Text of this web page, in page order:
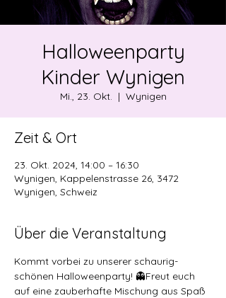
Halloweenparty
Kinder Wynigen
Mi., 23. Okt.
  |
Wynigen
Zeit & Ort
23. Okt. 2024, 14:00 – 16:30
Wynigen, Kappelenstrasse 26, 3472
Wynigen, Schweiz
Über die Veranstaltung
Kommt vorbei zu unserer schaurig-
schönen Halloweenparty! 👻Freut euch
auf eine zauberhafte Mischung aus Spaß